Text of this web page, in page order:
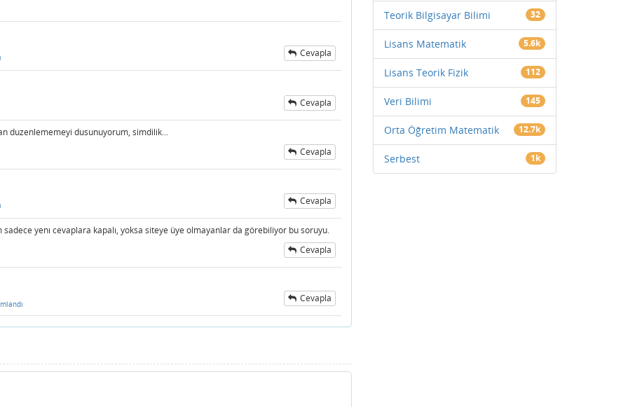
Cevapla
Cevapla
duzenlememeyi dusunuyorum, simdilik...
Cevapla
Cevapla
yenı cevaplara kapalı, yoksa siteye üye olmayanlar da görebiliyor bu soruyu.
Cevapla
Cevapla
Teorik Bilgisayar Bilimi 32
Lisans Matematik 5.6k
Lisans Teorik Fizik 112
Veri Bilimi 145
Orta Öğretim Matematik 12.7k
Serbest 1k